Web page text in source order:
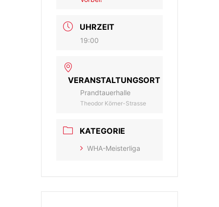
UHRZEIT
19:00
VERANSTALTUNGSORT
Prandtauerhalle
Theodor Körner-Strasse
KATEGORIE
WHA-Meisterliga